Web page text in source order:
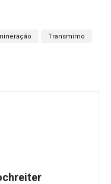
Transmimo